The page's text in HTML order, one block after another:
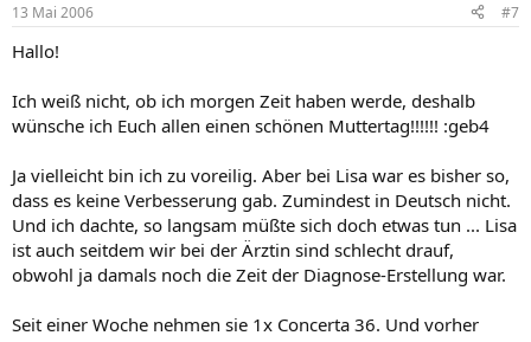
13 Mai 2006 #7
Hallo!
Ich weiß nicht, ob ich morgen Zeit haben werde, deshalb
wünsche ich Euch allen einen schönen Muttertag!!!!!! :geb4
Ja vielleicht bin ich zu voreilig. Aber bei Lisa war es bisher so,
dass es keine Verbesserung gab. Zumindest in Deutsch nicht.
Und ich dachte, so langsam müßte sich doch etwas tun ... Lisa
ist auch seitdem wir bei der Ärztin sind schlecht drauf,
obwohl ja damals noch die Zeit der Diagnose-Erstellung war.
Seit einer Woche nehmen sie 1x Concerta 36. Und vorher